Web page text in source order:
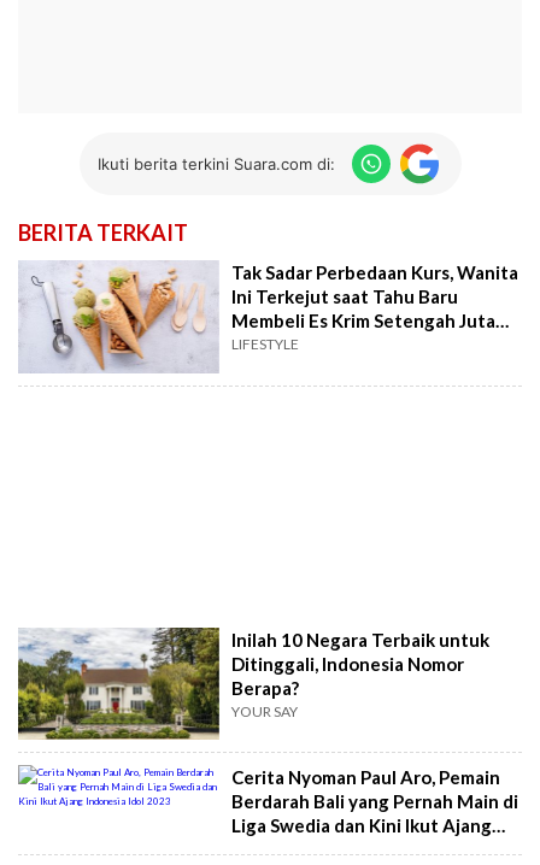
Ikuti berita terkini Suara.com di:
BERITA TERKAIT
Tak Sadar Perbedaan Kurs, Wanita
Ini Terkejut saat Tahu Baru
Membeli Es Krim Setengah Juta
Rupiah di Swedia
LIFESTYLE
Inilah 10 Negara Terbaik untuk
Ditinggali, Indonesia Nomor
Berapa?
YOUR SAY
Cerita Nyoman Paul Aro, Pemain
Berdarah Bali yang Pernah Main di
Liga Swedia dan Kini Ikut Ajang
Indonesia Idol 2023